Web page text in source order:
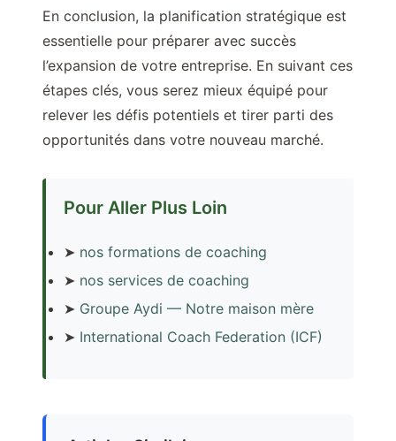
En conclusion, la planification stratégique est
essentielle pour préparer avec succès
l’expansion de votre entreprise. En suivant ces
étapes clés, vous serez mieux équipé pour
relever les défis potentiels et tirer parti des
opportunités dans votre nouveau marché.
Pour Aller Plus Loin
➤ nos formations de coaching
➤ nos services de coaching
➤ Groupe Aydi — Notre maison mère
➤ International Coach Federation (ICF)